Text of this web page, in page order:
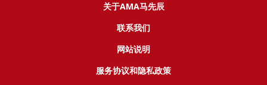
关于AMA马先辰
联系我们
网站说明
服务协议和隐私政策